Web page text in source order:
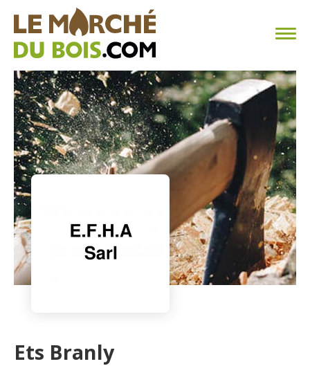
CHAUFFAGE AU BOIS
FAQ
CALCULER SA CONSOMMATION
TROUVER SON FOURNISSEUR
BLOG
ESPACE PRO
Ets Branly